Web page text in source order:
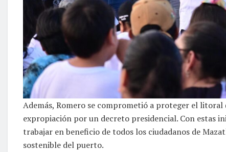
Además, Romero se comprometió a proteger el litoral
expropiación por un decreto presidencial. Con estas
trabajar en beneficio de todos los ciudadanos de
sostenible del puerto.